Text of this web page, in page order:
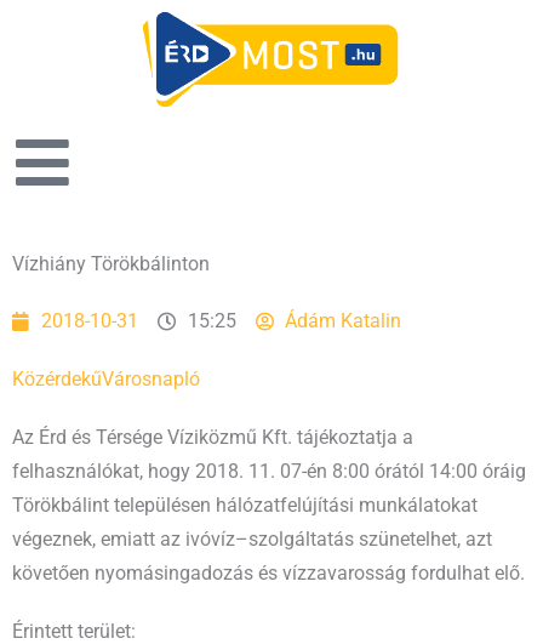
Vízhiány Törökbálinton
2018-10-31 15:25 Ádám Katalin
KözérdekűVárosnapló
Az Érd és Térsége Víziközmű Kft. tájékoztatja a
felhasználókat, hogy 2018. 11. 07-én 8:00 órától 14:00 óráig
Törökbálint településen hálózatfelújítási munkálatokat
végeznek, emiatt az ivóvíz–szolgáltatás szünetelhet, azt
követően nyomásingadozás és vízzavarosság fordulhat elő.
Érintett terület: